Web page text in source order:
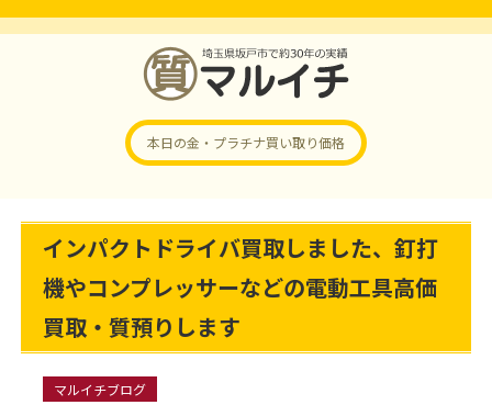
本日の金・プラチナ買い取り価格
インパクトドライバ買取しました、釘打
機やコンプレッサーなどの電動工具高価
買取・質預りします
マルイチブログ